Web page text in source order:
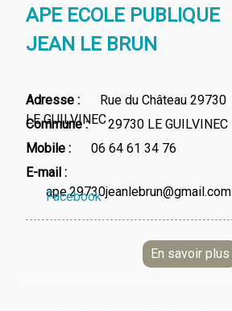
APE ECOLE PUBLIQUE
JEAN LE BRUN
Adresse
Rue du Château 29730
LE GUILVINEC
Commune
29730 LE GUILVINEC
Mobile
06 64 61 34 76
E-mail
ape.29730jeanlebrun@gmail.com
Facebook